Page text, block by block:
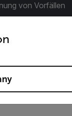
von Vorfällen
ANZEIGEN
access the